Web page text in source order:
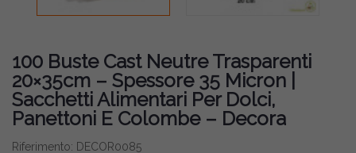
100 Buste Cast Neutre Trasparenti
20×35cm – Spessore 35 Micron |
Sacchetti Alimentari Per Dolci,
Panettoni E Colombe – Decora
Riferimento: DECOR0085